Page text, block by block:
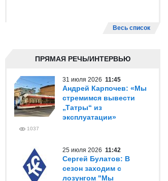
Весь список
ПРЯМАЯ РЕЧЬ/ИНТЕРВЬЮ
31 июля 2026 11:45
Андрей Карпочев: «Мы
стремимся вывести
„Татры“ из
эксплуатации»
1037
25 июля 2026 11:42
Сергей Булатов: В
сезон заходим с
лозунгом "Мы